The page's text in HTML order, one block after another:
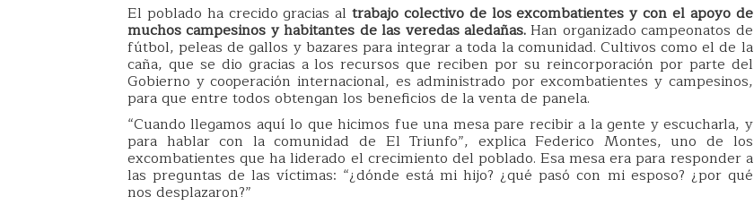
El poblado ha crecido gracias altrabajo colectivo de los excombatientes y con el apoyo de
muchos campesinos y habitantes de las veredas aledañas.Han organizado campeonatos de
fútbol, peleas de gallos y bazares para integrar a toda la comunidad. Cultivos como el de la
caña, que se dio gracias a los recursos que reciben por su reincorporación por parte del
Gobierno y cooperación internacional, es administrado por excombatientes y campesinos,
para que entre todos obtengan los beneficios de la venta de panela.
“Cuando llegamos aquí lo que hicimos fue una mesa pare recibir a la gente y escucharla, y
para hablar con la comunidad de El Triunfo”, explica Federico Montes, uno de los
excombatientes que ha liderado el crecimiento del poblado. Esa mesa era para responder a
las preguntas de las víctimas: “¿dónde está mi hijo? ¿qué pasó con mi esposo? ¿por qué
nos desplazaron?”